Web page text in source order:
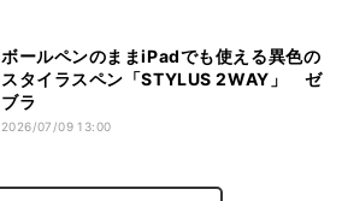
ボールペンのままiPadでも使える異色の
スタイラスペン「STYLUS 2WAY」 ゼ
ブラ
2026/07/09 13:00